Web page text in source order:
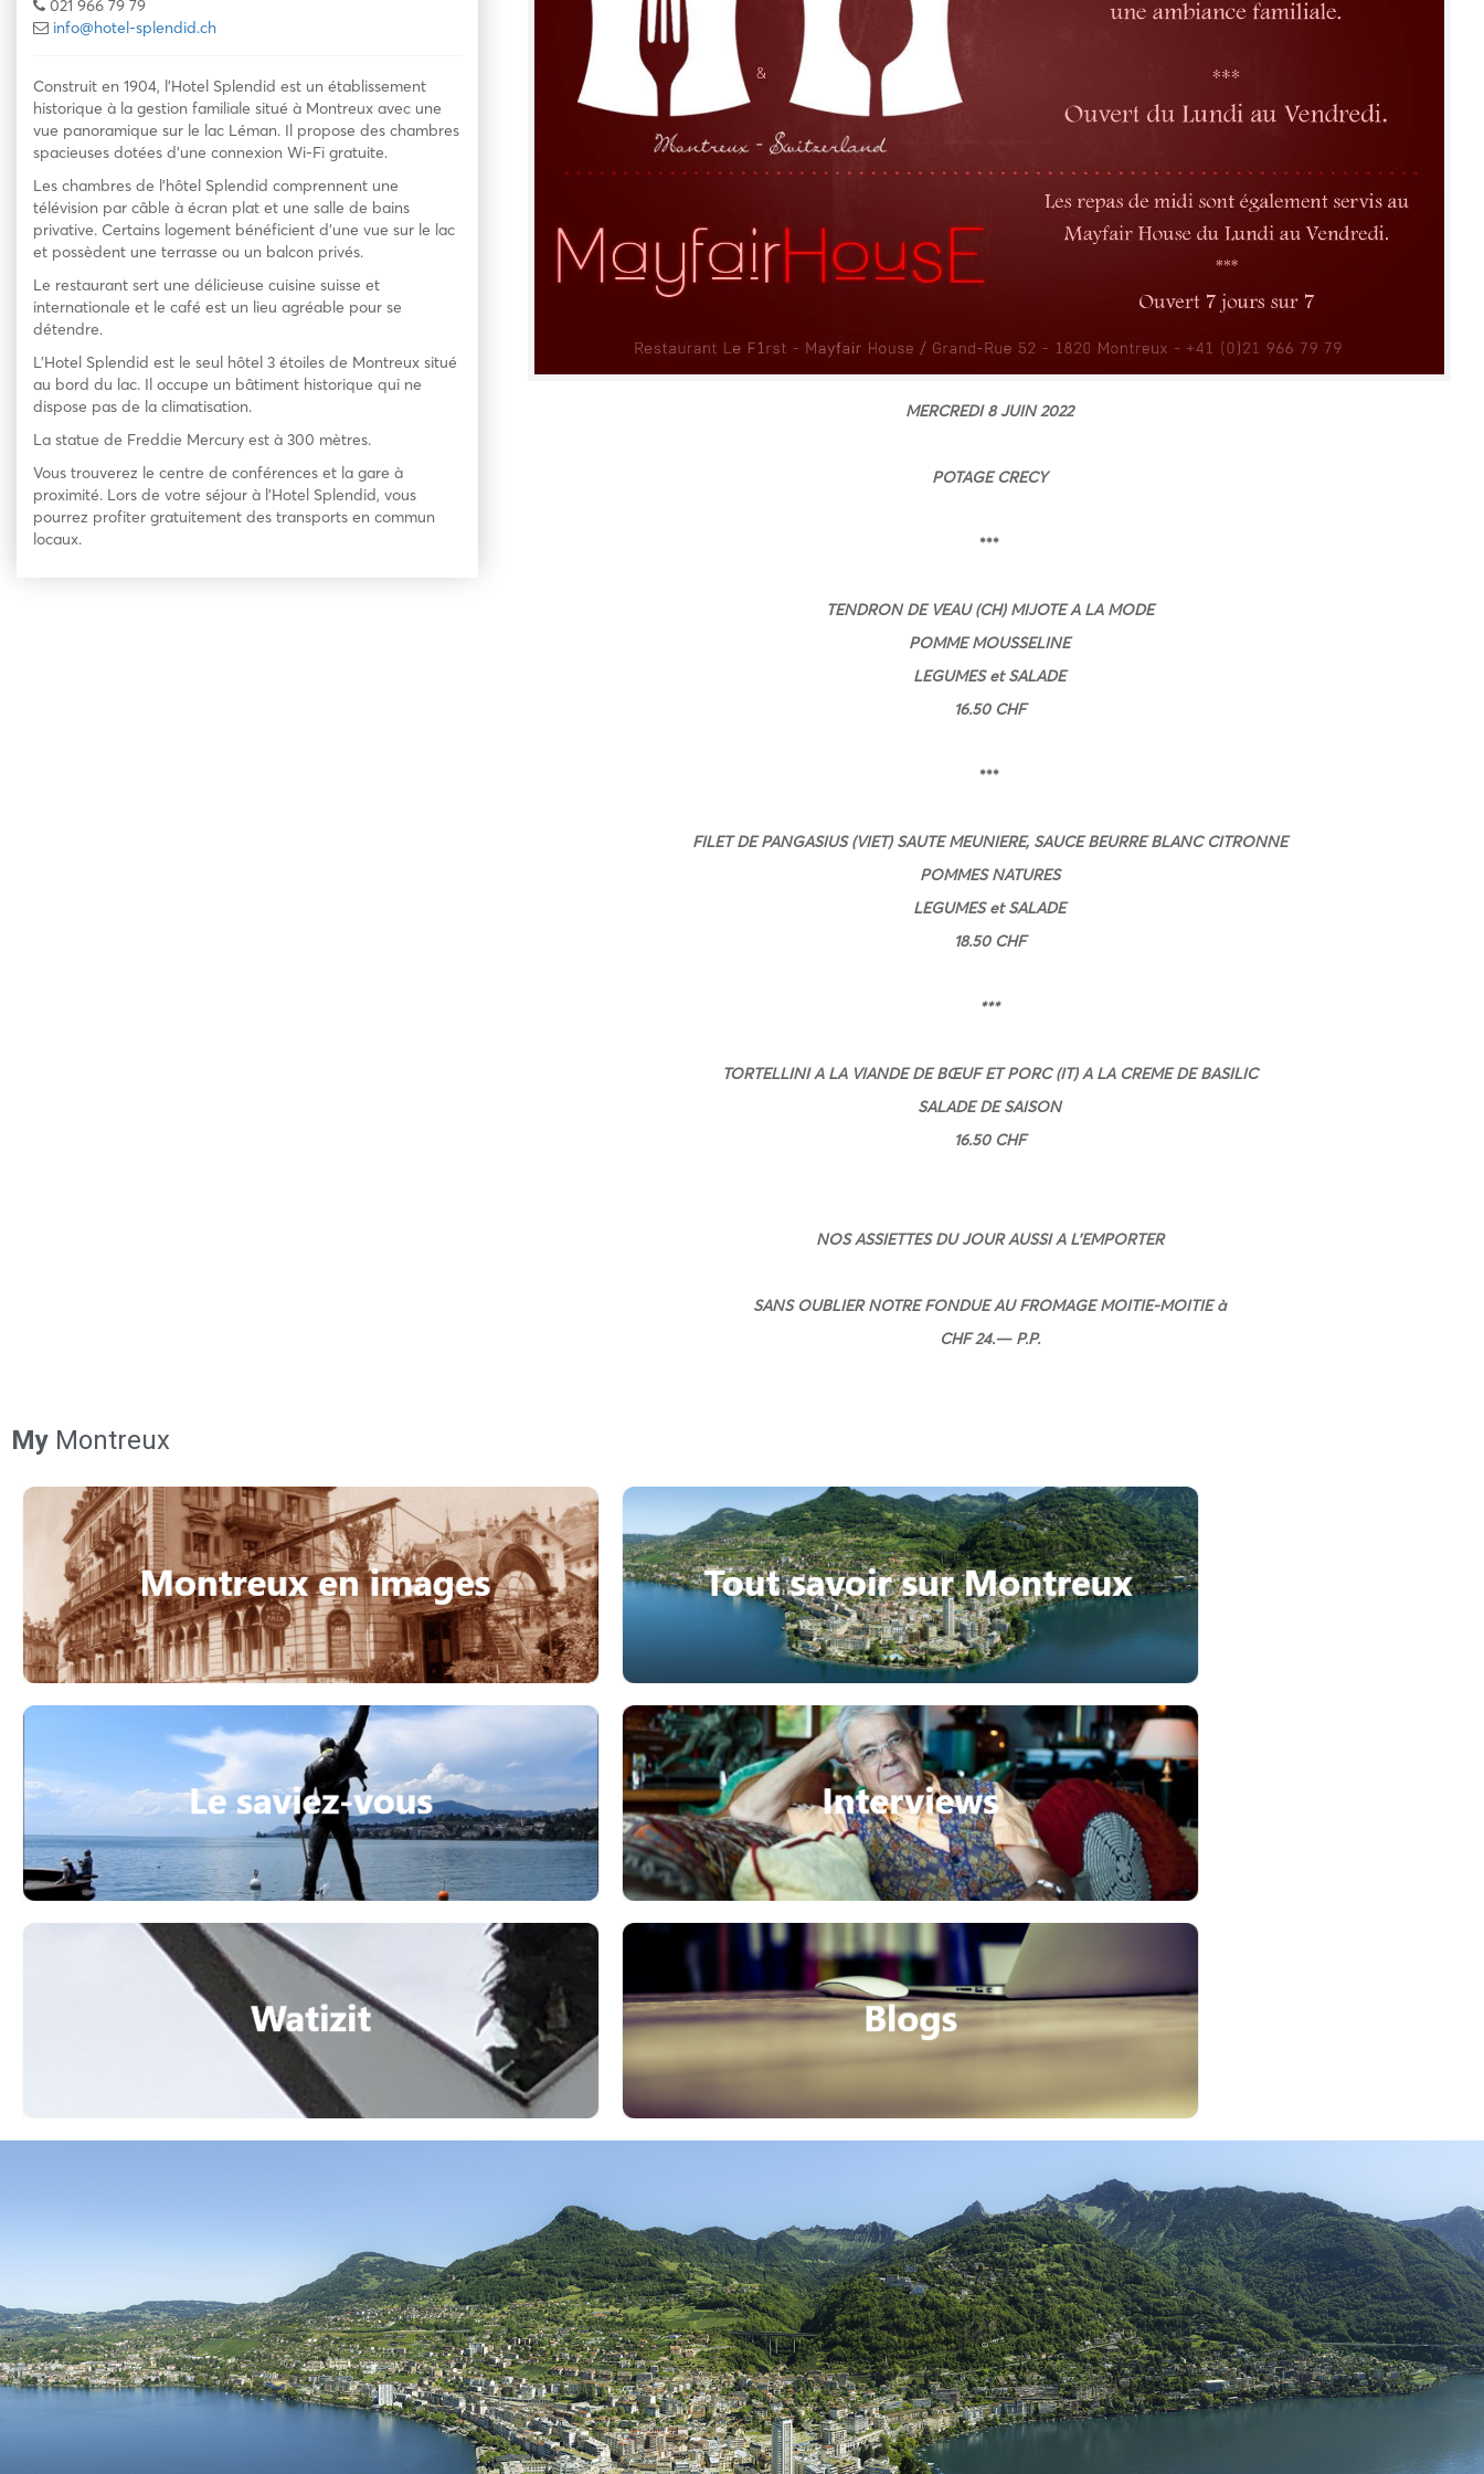
021 966 79 79
info@hotel-splendid.ch
Construit en 1904, l’Hotel Splendid est un établissement
historique à la gestion familiale situé à Montreux avec une
vue panoramique sur le lac Léman. Il propose des chambres
spacieuses dotées d’une connexion Wi-Fi gratuite.
Les chambres de l’hôtel Splendid comprennent une
télévision par câble à écran plat et une salle de bains
privative. Certains logement bénéficient d’une vue sur le lac
et possèdent une terrasse ou un balcon privés.
Le restaurant sert une délicieuse cuisine suisse et
internationale et le café est un lieu agréable pour se
détendre.
L’Hotel Splendid est le seul hôtel 3 étoiles de Montreux situé
au bord du lac. Il occupe un bâtiment historique qui ne
dispose pas de la climatisation.
La statue de Freddie Mercury est à 300 mètres.
Vous trouverez le centre de conférences et la gare à
proximité. Lors de votre séjour à l’Hotel Splendid, vous
pourrez profiter gratuitement des transports en commun
locaux.
MERCREDI 8 JUIN2022
POTAGE CRECY
***
TENDRON DE VEAU (CH) MIJOTE A LA MODE
POMME MOUSSELINE
LEGUMES et SALADE
16.50 CHF
***
FILET DE PANGASIUS (VIET) SAUTE MEUNIERE, SAUCE BEURRE BLANC CITRONNE
POMMES NATURES
LEGUMES et SALADE
18.50 CHF
***
TORTELLINI A LA VIANDE DE BŒUF ET PORC (IT) A LA CREME DE BASILIC
SALADE DE SAISON
16.50 CHF
NOS ASSIETTES DU JOUR AUSSI A L’EMPORTER
SANS OUBLIER NOTRE FONDUE AU FROMAGE MOITIE-MOITIE à
CHF 24.— P.P.
My Montreux